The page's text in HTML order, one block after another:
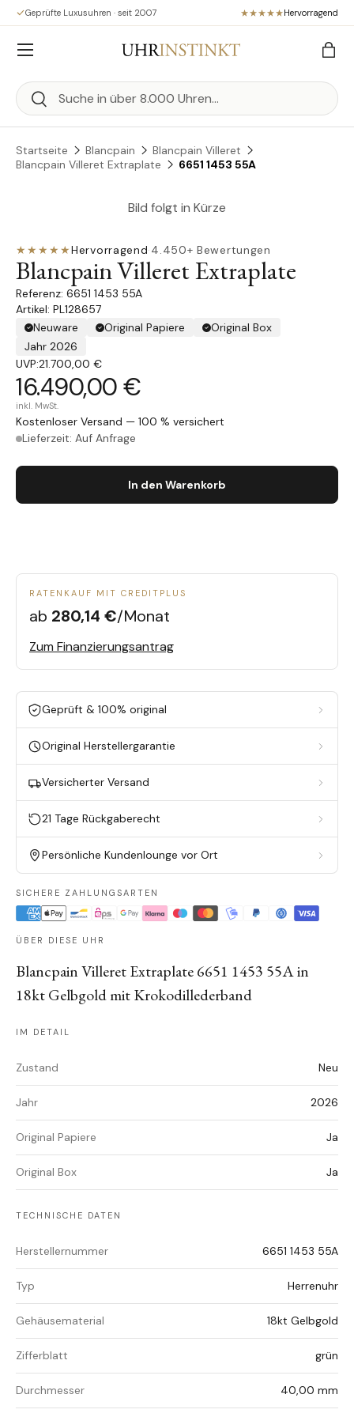
Direkt zum Inhalt
Geprüfte Luxusuhren · seit 2007 Hervorragend
Suchen
Suchen
Menü
Startseite Blancpain
Blancpain Villeret
Blancpain Villeret Extraplate
6651 1453 55A
Bild folgt in Kürze
★★★★★Hervorragend·4.450+ Bewertungen
Blancpain Villeret Extraplate
6651 1453 55A
Artikel: PL128657
Neuware
Original Papiere
Original Box
Jahr 2026
UVP:21.700,00 €
16.490,00 €
inkl. MwSt.
Kostenloser Versand — 100 % versichert
Lieferzeit: Auf Anfrage
In den Warenkorb
RATENKAUF MIT CREDITPLUS
ab 280,14 €/Monat
Zum Finanzierungsantrag
Geprüft & 100% original
Original Herstellergarantie
Versicherter Versand
21 Tage Rückgaberecht
Persönliche Kundenlounge vor Ort
SICHERE ZAHLUNGSARTEN
ÜBER DIESE UHR
Blancpain Villeret Extraplate 6651 1453 55A in
18kt Gelbgold mit Krokodillederband
IM DETAIL
Zustand Neu
Jahr 2026
Original Papiere Ja
Original Box Ja
TECHNISCHE DATEN
Herstellernummer 6651 1453 55A
Typ Herrenuhr
Gehäusematerial 18kt Gelbgold
Zifferblatt grün
Durchmesser 40,00 mm